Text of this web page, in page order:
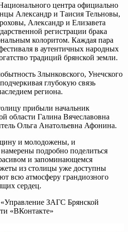
центра официально
Александр и Таисия Тельновы,
Александр и Елизавета
регистрации брака
колоритом. Каждая пара
в аутентичных народных
традиций брянской земли.
Злынковского, Унечского
глубокую связь
региона.
прибыли начальник
области Галина Вячеславовна
Ольга Анатольевна Афонина.
и молодожены, и
подробно поделиться
и запоминающемся
из столицы уже доступны
всю атмосферу грандиозного
сердец.
ЗАГС Брянской
«ВКонтакте»